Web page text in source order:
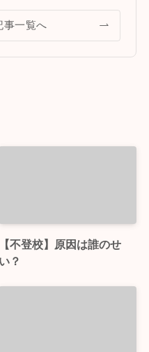
事一覧へ
【不登校】原因は誰のせ
い？